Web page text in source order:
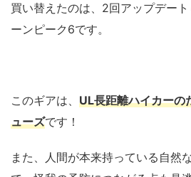
買い替えたのは、2回アップデー
ーンピーク6です。
このギアは、 UL長距離ハイカーの
ューズです！
また、人間が本来持っている自然